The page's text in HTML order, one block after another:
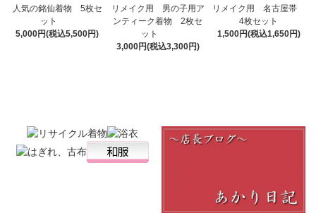
人気の銘仙着物 5枚セ
ット
5,000円(税込5,500円)
リメイク用 男の子用ア
ンティーク着物 2枚セ
ット
3,000円(税込3,300円)
リメイク用 名古屋帯
4枚セット
1,500円(税込1,650円)